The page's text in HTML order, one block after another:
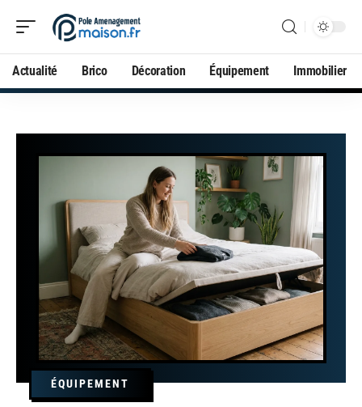
Actualité Brico Décoration Équipement Immobilier
ÉQUIPEMENT